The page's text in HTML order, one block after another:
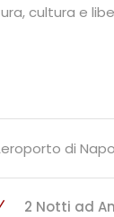
cultura e
di
2 Notti ad